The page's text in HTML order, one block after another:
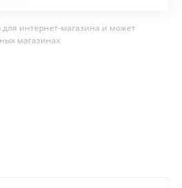
интернет-магазина и может
магазинах